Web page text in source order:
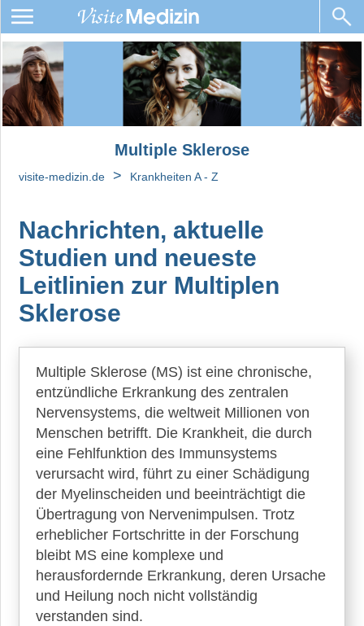
Multiple Sklerose
visite-medizin.de > Krankheiten A - Z
Nachrichten, aktuelle
Studien und neueste
Leitlinien zur Multiplen
Sklerose
Multiple Sklerose (MS) ist eine chronische,
entzündliche Erkrankung des zentralen
Nervensystems, die weltweit Millionen von
Menschen betrifft. Die Krankheit, die durch
eine Fehlfunktion des Immunsystems
verursacht wird, führt zu einer Schädigung
der Myelinscheiden und beeinträchtigt die
Übertragung von Nervenimpulsen. Trotz
erheblicher Fortschritte in der Forschung
bleibt MS eine komplexe und
herausfordernde Erkrankung, deren Ursache
und Heilung noch nicht vollständig
verstanden sind.
Multiple
Sklerose
Wir
beantworten
zu
Grundlagen
Primär
progrediente
Multiple
Sklerose
mit
Multiple
Sklerose
Therapien
Nachrichten,
aktuelle
Studien
und
neueste
Leitlinien
Heilpflanzen
bei
Multipler